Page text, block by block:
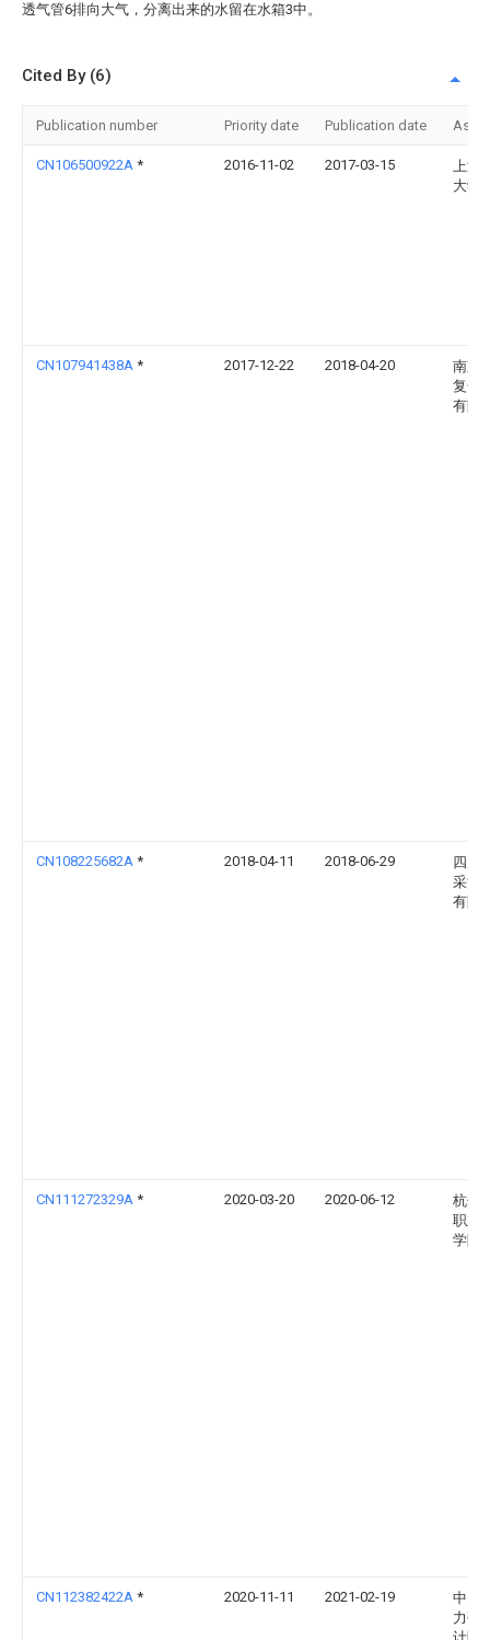
透气管6排向大气，分离出来的水留在水箱3中。
Cited By (6)
Publication number Priority date Publication date
CN106500922A * 2016-11-02 2017-03-15
上海
大学
CN107941438A * 2017-12-22 2018-04-20
南京
复合
有限
CN108225682A * 2018-04-11 2018-06-29
四川
采油
有限
CN111272329A * 2020-03-20 2020-06-12
杭州
职业
学院
CN112382422A * 2020-11-11 2021-02-19
中国
力研